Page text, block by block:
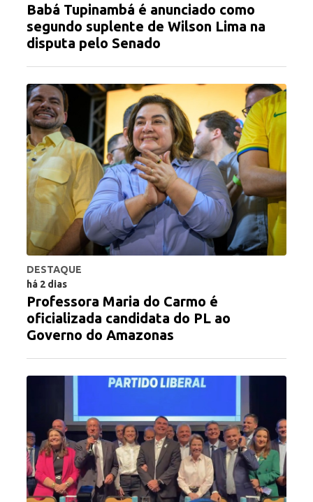
Babá Tupinambá é anunciado como
segundo suplente de Wilson Lima na
disputa pelo Senado
DESTAQUE
há 2 dias
Professora Maria do Carmo é
oficializada candidata do PL ao
Governo do Amazonas